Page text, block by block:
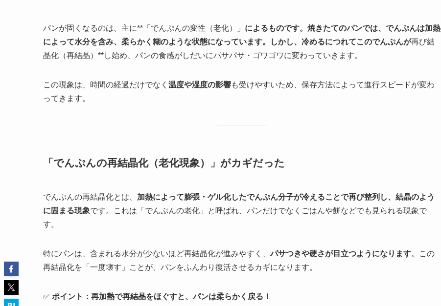
パンが固くなるのは、主に**「でんぷんの変性（老化）」 によるものです。焼きたてのパンでは、でんぷんは加熱
によって水分を含み、柔らかく糊のような状態になっています。しかし、冷めるにつれてこのでんぷんが再び結
晶化（再結晶）**し始め、パンの食感がしだいにパサパサ・ゴワゴワに変わっていきます。
この現象は、時間の経過だけでなく 温度や湿度の影響も受けやすいため、保存方法によって進行スピードが変わ
ってきます。
「でんぷんの再結晶化（老化現象）」がカギだった
でんぷんの再結晶化とは、 加熱によって膨張・ゲル化したでんぷん分子が冷えることで再び整列し、結晶のよう
に固まる現象です。これは「でんぷんの老化」と呼ばれ、パンだけでなくごはんや餅などでも見られる現象で
す。
特にパンは、含まれる水分が少ないほど再結晶化が進みやすく、パサつきや硬さが目立つようになります。この
再結晶化を「一度壊す」ことが、パンをふんわり復活させるカギになります。
✅ ポイント：再加熱で再結晶をほぐすと、パンは柔らかく戻る！